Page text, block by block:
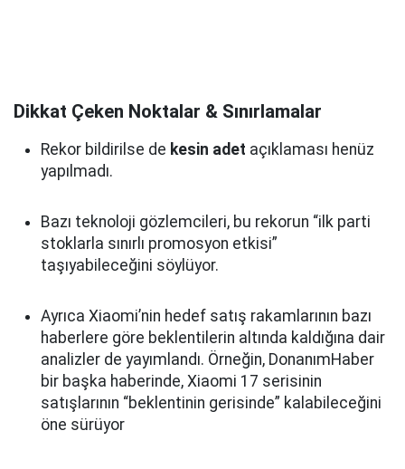
Dikkat Çeken Noktalar & Sınırlamalar
Rekor bildirilse de kesin adet açıklaması henüz
yapılmadı.
Bazı teknoloji gözlemcileri, bu rekorun “ilk parti
stoklarla sınırlı promosyon etkisi”
taşıyabileceğini söylüyor.
Ayrıca Xiaomi’nin hedef satış rakamlarının bazı
haberlere göre beklentilerin altında kaldığına dair
analizler de yayımlandı. Örneğin, DonanımHaber
bir başka haberinde, Xiaomi 17 serisinin
satışlarının “beklentinin gerisinde” kalabileceğini
öne sürüyor